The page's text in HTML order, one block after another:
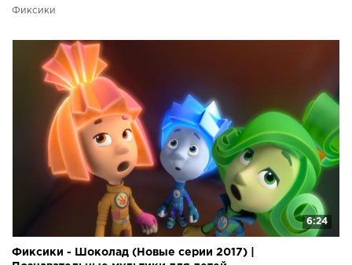
Фиксики
6:24
Фиксики - Шоколад (Новые серии 2017) |